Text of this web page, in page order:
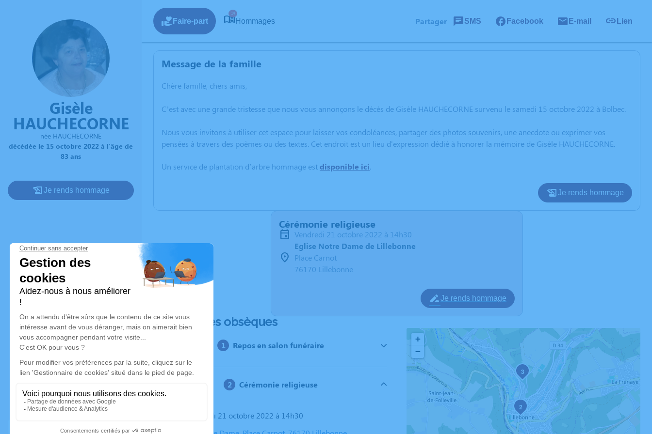
Gisèle
HAUCHECORNE
née HAUCHECORNE
décédée le 15 octobre 2022 à l'âge de
83 ans
Je rends hommage
Faire-part
14
Hommages Partager SMS Facebook E-mail Lien
Message de la famille
Chère famille, chers amis,
C’est avec une grande tristesse que nous vous annonçons le décès de Gisèle HAUCHECORNE survenu le samedi 15 octobre 2022 à Bolbec.
Nous vous invitons à utiliser cet espace pour laisser vos condoléances, partager des photos souvenirs, une anecdote ou exprimer vos
pensées à travers des poèmes ou des textes. Cet endroit est un lieu d'expression dédié à honorer la mémoire de Gisèle HAUCHECORNE.
Un service de plantation d’arbre hommage estdisponible ici.
Je rends hommage
Cérémonie religieuse
vendredi 21 octobre 2022 à 14h30
Eglise Notre Dame de Lillebonne
Place Carnot
76170 Lillebonne
Je rends hommage
Déroulé des obsèques
Repos en salon funéraire
Cérémonie religieuse
Le vendredi 21 octobre 2022 à 14h30
2
3
+
−